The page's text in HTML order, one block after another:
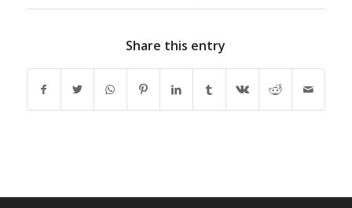
Share this entry